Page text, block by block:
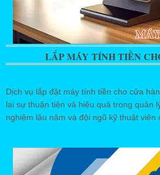
LẮP MÁY TÍNH TIỀN
Dịch vụ lắp đặt máy tính tiền cho cửa
lại sự thuận tiện và hiệu quả trong quản
nghiệm lâu năm và đội ngũ kỹ thuật viên